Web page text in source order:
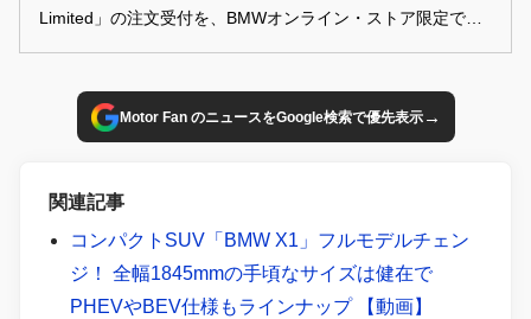
Limited」の注文受付を、BMWオンライン・ストア限定でス
Motor Fan のニュースをGoogle検索で優先表示→
関連記事
コンパクトSUV「BMW X1」フルモデルチェン
ジ！ 全幅1845mmの手頃なサイズは健在で
PHEVやBEV仕様もラインナップ 【動画】